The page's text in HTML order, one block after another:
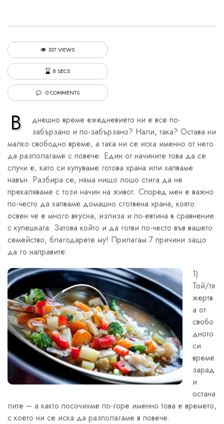
337 VIEWS
8 SECS
0 COMMENTS
В
днешно време ежедневието ни е все по-
забързано и по-забързано? Нали, така? Остава ни
малко свободно време, а така ни се иска именно от него
да разполагаме с повече. Един от начините това да се
случи е, като си купуваме готова храна или хапваме
навън. Разбира се, няма нищо лошо стига да не
прекаляваме с този начин на живот. Според мен е важно
по-често да хапваме домашно сготвена храна, която
освен че е много вкусна, излиза и по-евтина в сравнение
с купешката. Затова който и да готви по-често във вашето
семейство, благодарете му! Прилагам 7 причини защо
да го направите:
1)
Той/тя
жертв
а от
свобо
дното
си
време
зарад
и
остана
лите – а както посочихме по-горе именно това е времето,
с което ни се иска да разполагаме в повече.